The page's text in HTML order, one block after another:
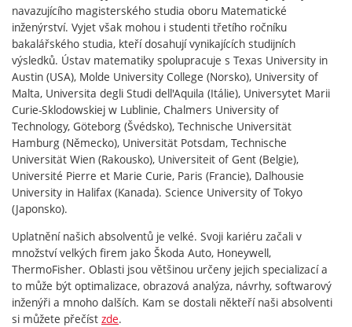
navazujícího magisterského studia oboru Matematické
inženýrství. Vyjet však mohou i studenti třetího ročníku
bakalářského studia, kteří dosahují vynikajících studijních
výsledků. Ústav matematiky spolupracuje s Texas University in
Austin (USA), Molde University College (Norsko), University of
Malta, Universita degli Studi dell'Aquila (Itálie), Universytet Marii
Curie-Sklodowskiej w Lublinie, Chalmers University of
Technology, Göteborg (Švédsko), Technische Universität
Hamburg (Německo), Universität Potsdam, Technische
Universität Wien (Rakousko), Universiteit of Gent (Belgie),
Université Pierre et Marie Curie, Paris (Francie), Dalhousie
University in Halifax (Kanada). Science University of Tokyo
(Japonsko).
Uplatnění našich absolventů je velké. Svoji kariéru začali v
množství velkých firem jako Škoda Auto, Honeywell,
ThermoFisher. Oblasti jsou většinou určeny jejich specializací a
to může být optimalizace, obrazová analýza, návrhy, softwarový
inženýři a mnoho dalších. Kam se dostali někteří naši absolventi
si můžete přečíst zde.